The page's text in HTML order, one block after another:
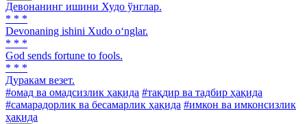
Девонанинг ишини Худо ўнглар.
* * *
Devonaning ishini Xudo o‘nglar.
* * *
God sends fortune to fools.
* * *
Дуракам везет.
#омад ва омадсизлик ҳақида #тақдир ва тадбир ҳақида
#самарадорлик ва бесамарлик ҳақида #имкон ва имконсизлик
ҳақида